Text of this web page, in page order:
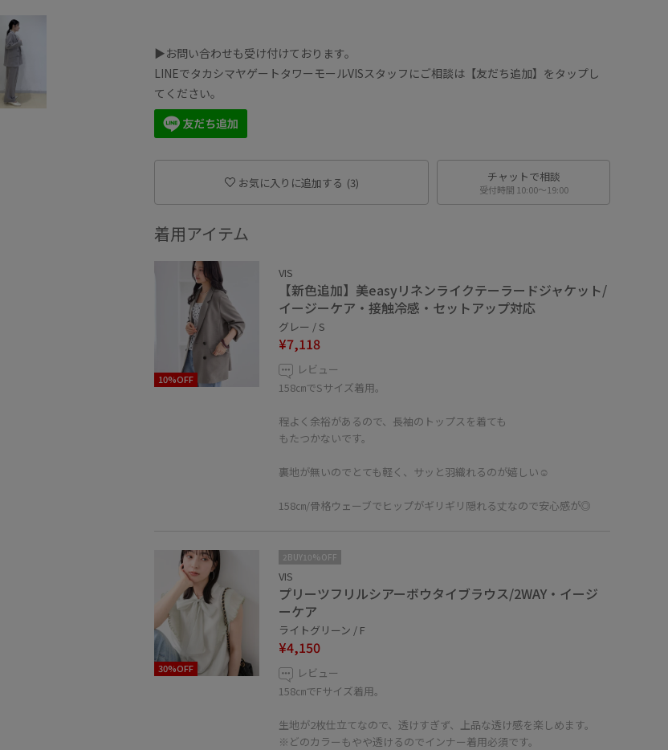
▶お問い合わせも受け付けております。
LINEでタカシマヤゲートタワーモールVISスタッフにご相談は【友だち追加】をタップし
てください。
お気に入りに追加する (3) チャットで相談
受付時間 10:00〜19:00
着用アイテム
10%OFF
VIS
【新色追加】美easyリネンライクテーラードジャケット/
イージーケア・接触冷感・セットアップ対応
グレー / S
¥7,118
レビュー
158㎝でSサイズ着用。
程よく余裕があるので、長袖のトップスを着ても
もたつかないです。
裏地が無いのでとても軽く、サッと羽織れるのが嬉しい☺︎
158㎝/骨格ウェーブでヒップがギリギリ隠れる丈なので安心感が◎
30%OFF
2BUY10%OFF
VIS
プリーツフリルシアーボウタイブラウス/2WAY・イージ
ーケア
ライトグリーン / F
¥4,150
レビュー
158㎝でFサイズ着用。
生地が2枚仕立てなので、透けすぎず、上品な透け感を楽しめます。
※どのカラーもやや透けるのでインナー着用必須です。